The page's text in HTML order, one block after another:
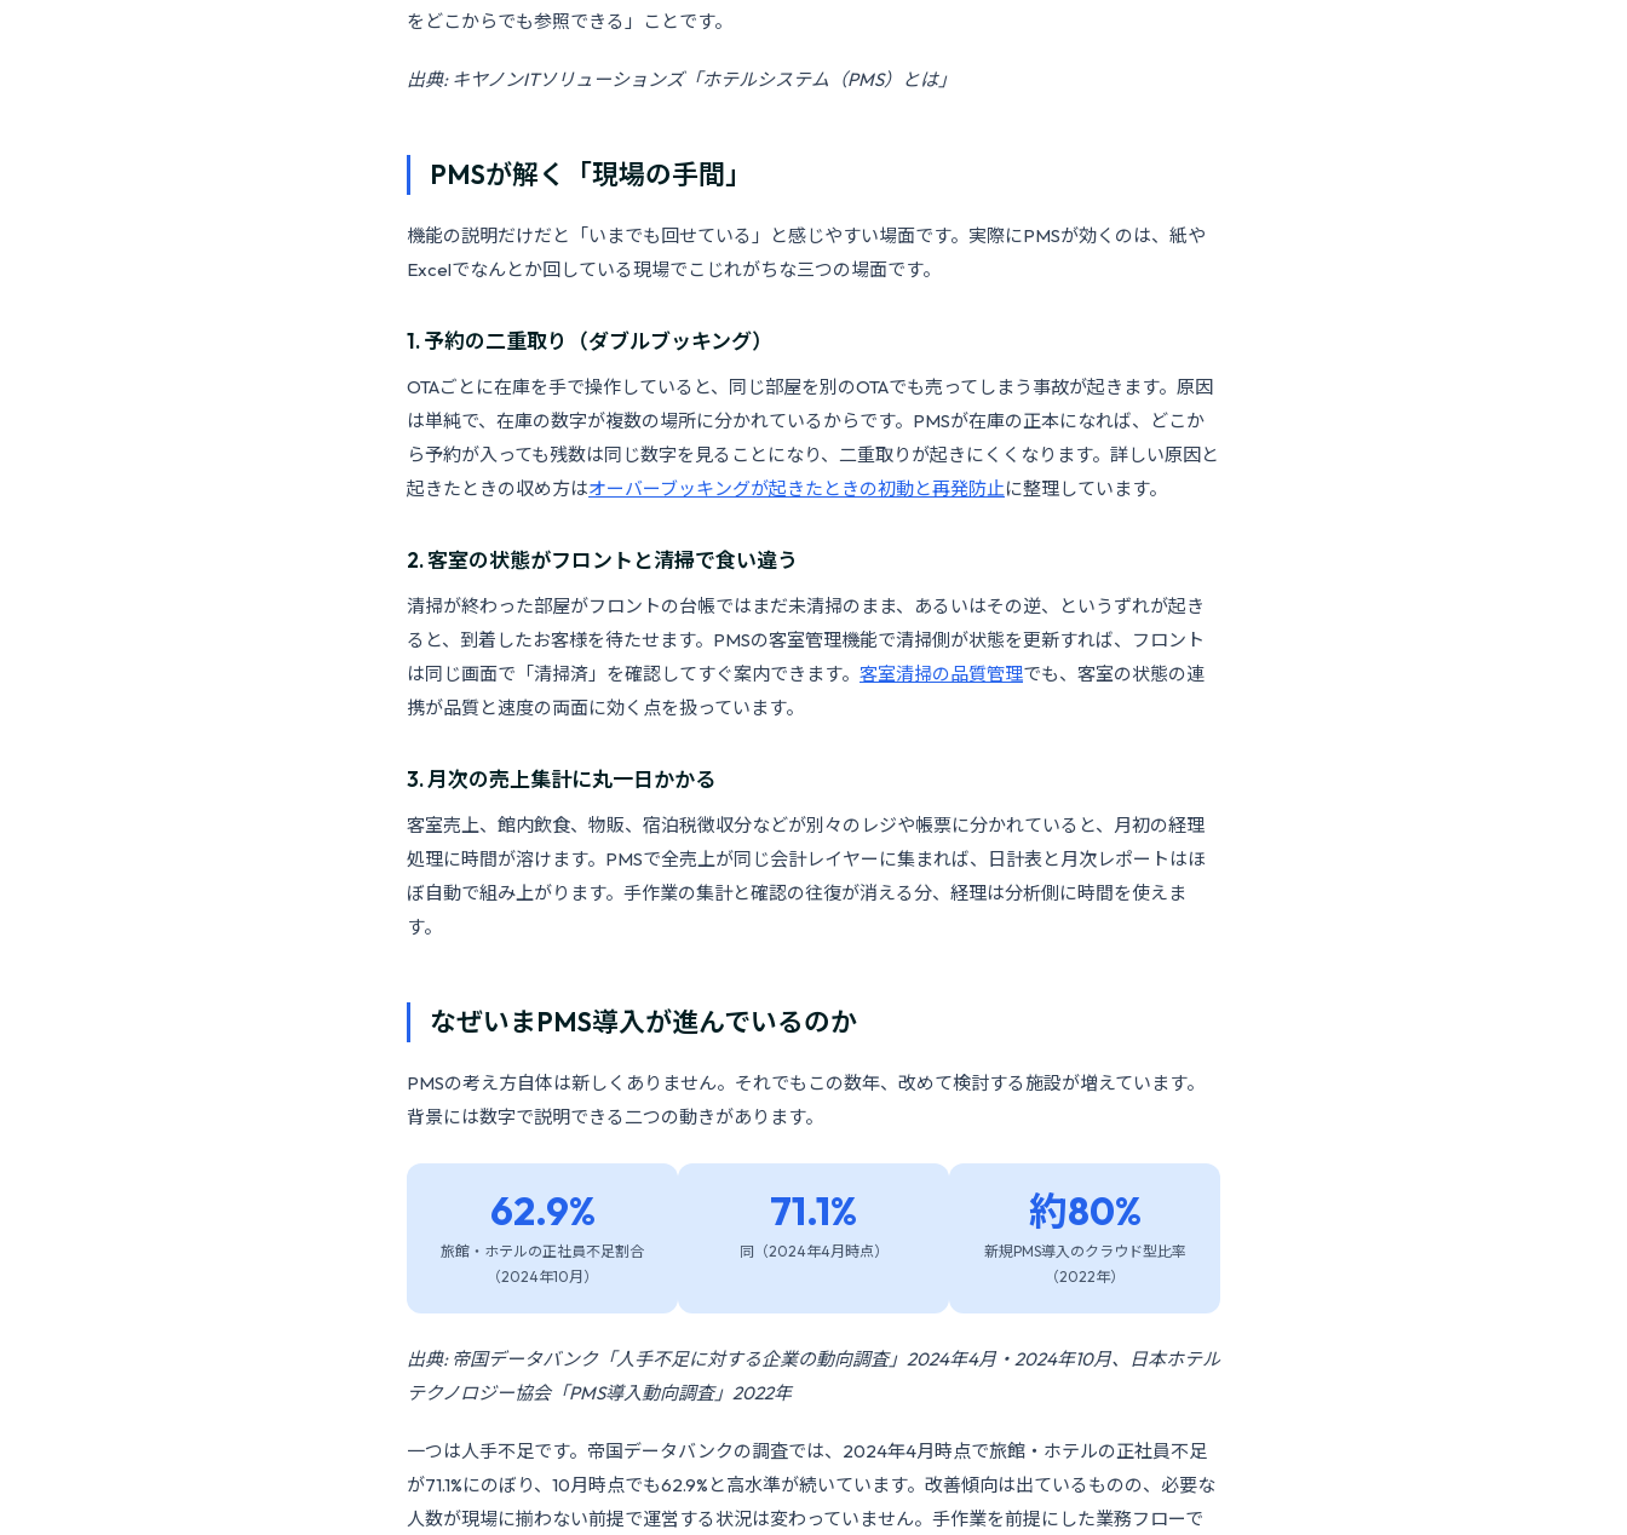
をどこからでも参照できる」ことです。
出典: キヤノンITソリューションズ「ホテルシステム（PMS）とは」
PMSが解く「現場の手間」
機能の説明だけだと「いまでも回せている」と感じやすい場面です。実際にPMSが効くのは、紙や
Excelでなんとか回している現場でこじれがちな三つの場面です。
1. 予約の二重取り（ダブルブッキング）
OTAごとに在庫を手で操作していると、同じ部屋を別のOTAでも売ってしまう事故が起きます。原因
は単純で、在庫の数字が複数の場所に分かれているからです。PMSが在庫の正本になれば、どこか
ら予約が入っても残数は同じ数字を見ることになり、二重取りが起きにくくなります。詳しい原因と
起きたときの収め方はオーバーブッキングが起きたときの初動と再発防止に整理しています。
2. 客室の状態がフロントと清掃で食い違う
清掃が終わった部屋がフロントの台帳ではまだ未清掃のまま、あるいはその逆、というずれが起き
ると、到着したお客様を待たせます。PMSの客室管理機能で清掃側が状態を更新すれば、フロント
は同じ画面で「清掃済」を確認してすぐ案内できます。 客室清掃の品質管理でも、客室の状態の連
携が品質と速度の両面に効く点を扱っています。
3. 月次の売上集計に丸一日かかる
客室売上、館内飲食、物販、宿泊税徴収分などが別々のレジや帳票に分かれていると、月初の経理
処理に時間が溶けます。PMSで全売上が同じ会計レイヤーに集まれば、日計表と月次レポートはほ
ぼ自動で組み上がります。手作業の集計と確認の往復が消える分、経理は分析側に時間を使えま
す。
なぜいまPMS導入が進んでいるのか
PMSの考え方自体は新しくありません。それでもこの数年、改めて検討する施設が増えています。
背景には数字で説明できる二つの動きがあります。
62.9%
旅館・ホテルの正社員不足割合
（2024年10月）
71.1%
同（2024年4月時点）
約80%
新規PMS導入のクラウド型比率
（2022年）
出典: 帝国データバンク「人手不足に対する企業の動向調査」2024年4月・2024年10月、日本ホテル
テクノロジー協会「PMS導入動向調査」2022年
一つは人手不足です。帝国データバンクの調査では、2024年4月時点で旅館・ホテルの正社員不足
が71.1%にのぼり、10月時点でも62.9%と高水準が続いています。改善傾向は出ているものの、必要な
人数が現場に揃わない前提で運営する状況は変わっていません。手作業を前提にした業務フローで